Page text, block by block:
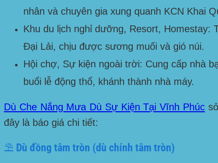
nhân và chuyên gia xung quanh KCN Khai
Khu du lịch nghỉ dưỡng, Resort, Homestay:
Đại Lải, chịu được sương muối và gió núi.
Hội chợ, Sự kiện ngoài trời: Cung cấp nhà
buổi lễ động thổ, khánh thành nhà máy.
Dù Che Nắng Mưa Dù Sự Kiện Tại Vĩnh Phúcsở
đây là báo giá chi tiết:
⛱️ Dù đồng tâm tròn (dù chính tâm tròn)